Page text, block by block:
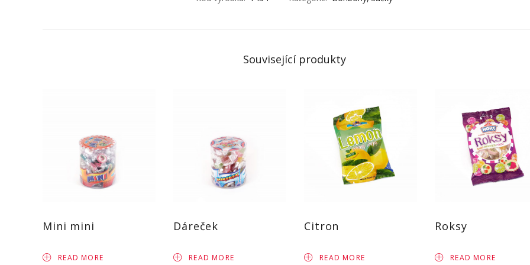
Související produkty
Mini mini
READ MORE
Dáreček
READ MORE
Citron
READ MORE
Roksy
READ MORE